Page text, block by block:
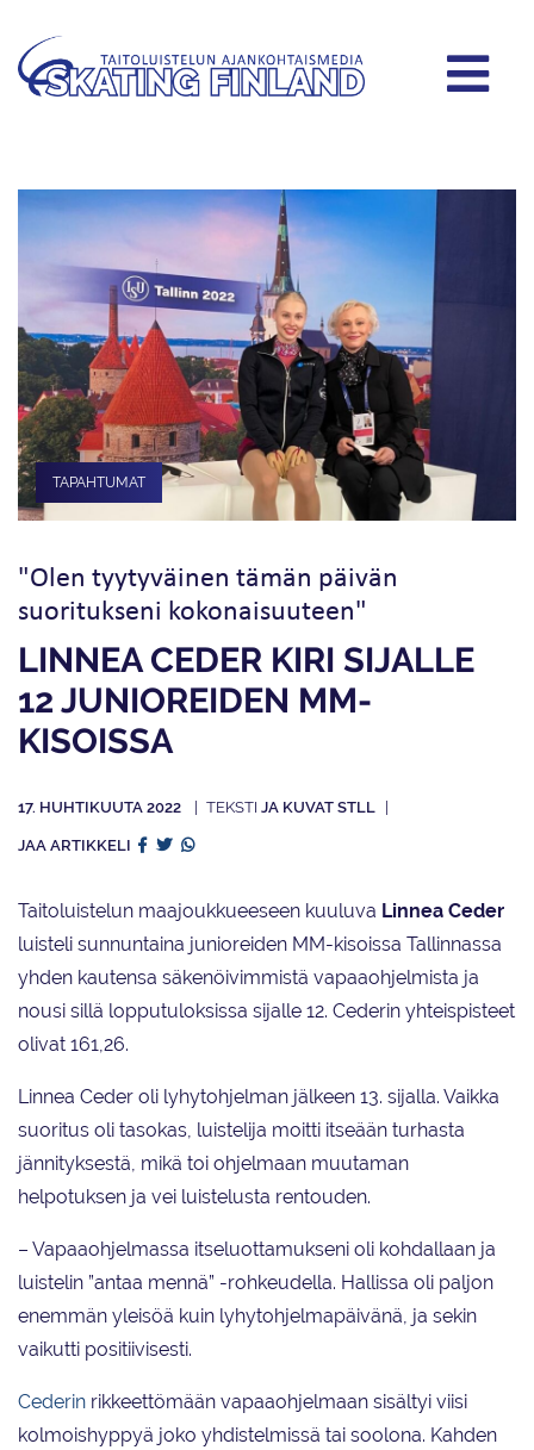
TAPAHTUMAT
"Olen tyytyväinen tämän päivän
suoritukseni kokonaisuuteen"
LINNEA CEDER KIRI SIJALLE
12 JUNIOREIDEN MM-
KISOISSA
17. HUHTIKUUTA 2022 JA KUVAT STLL
JAA ARTIKKELI
Taitoluistelun maajoukkueeseen kuuluva Linnea Ceder
luisteli sunnuntaina junioreiden MM-kisoissa Tallinnassa
yhden kautensa säkenöivimmistä vapaaohjelmista ja
nousi sillä lopputuloksissa sijalle 12. Cederin yhteispisteet
olivat 161,26.
Linnea Ceder oli lyhytohjelman jälkeen 13. sijalla. Vaikka
suoritus oli tasokas, luistelija moitti itseään turhasta
jännityksestä, mikä toi ohjelmaan muutaman
helpotuksen ja vei luistelusta rentouden.
– Vapaaohjelmassa itseluottamukseni oli kohdallaan ja
luistelin ”antaa mennä” -rohkeudella. Hallissa oli paljon
enemmän yleisöä kuin lyhytohjelmapäivänä, ja sekin
vaikutti positiivisesti.
Cederin rikkeettömään vapaaohjelmaan sisältyi viisi
kolmoishyppyä joko yhdistelmissä tai soolona. Kahden